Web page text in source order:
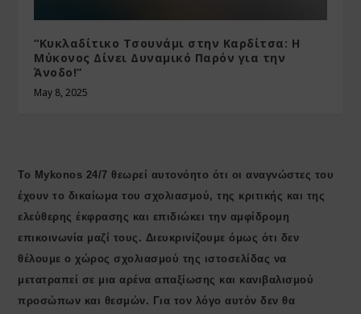
“Κυκλαδίτικο Τσουνάμι στην Καρδίτσα: Η
Μύκονος Δίνει Δυναμικό Παρόν για την
Άνοδο!”
May 8, 2025
Το Mykonos 24/7 θεωρεί αυτονόητο ότι οι αναγνώστες του
έχουν το δικαίωμα του σχολιασμού, της κριτικής και της
ελεύθερης έκφρασης και επιδιώκει την αμφίδρομη
επικοινωνία μαζί τους. Διευκρινίζουμε όμως ότι δεν
θέλουμε ο χώρος σχολιασμού της ιστοσελίδας να
μετατραπεί σε μια αρένα απαξίωσης και κανιβαλισμού
προσώπων και θεσμών. Για τον λόγο αυτόν δεν θα